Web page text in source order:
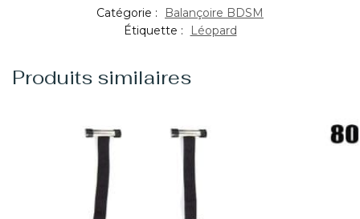
Catégorie :
Balançoire BDSM
Étiquette :
Léopard
Produits similaires